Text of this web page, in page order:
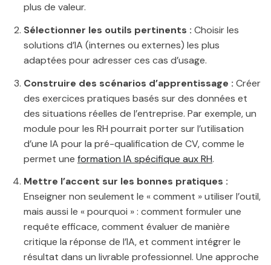
plus de valeur.
Sélectionner les outils pertinents : Choisir les
solutions d’IA (internes ou externes) les plus
adaptées pour adresser ces cas d’usage.
Construire des scénarios d’apprentissage : Créer
des exercices pratiques basés sur des données et
des situations réelles de l’entreprise. Par exemple, un
module pour les RH pourrait porter sur l’utilisation
d’une IA pour la pré-qualification de CV, comme le
permet une formation IA spécifique aux RH.
Mettre l’accent sur les bonnes pratiques :
Enseigner non seulement le « comment » utiliser l’outil,
mais aussi le « pourquoi » : comment formuler une
requête efficace, comment évaluer de manière
critique la réponse de l’IA, et comment intégrer le
résultat dans un livrable professionnel. Une approche